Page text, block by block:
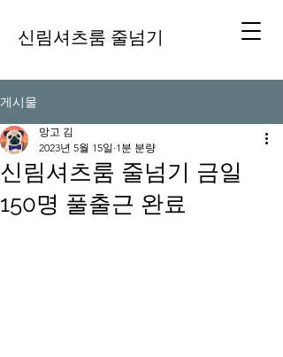
신림셔츠룸 줄넘기
게시물
신림셔츠룸 줄넘기 금일
150명 풀출근 완료
망고 김
2023년 5월 15일 1분 분량